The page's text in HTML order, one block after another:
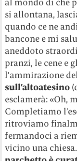
al mondo di che
si allontana,
quando ce ne
bancone e mi
aneddoto
pranzi, le cene e
l’ammirazione
sull’altoatesino
esclamerà: «Oh,
Completiamo
ritroviamo
fermandoci a
vicino una